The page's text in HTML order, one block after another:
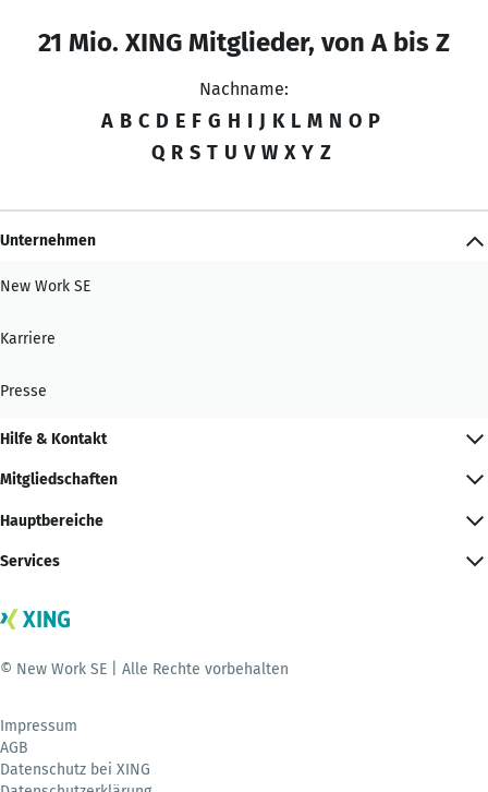
21 Mio. XING Mitglieder, von A bis Z
Nachname:
A B C D E F G H I J K L M N O P
Q R S T U V W X Y Z
Unternehmen
New Work SE
Karriere
Presse
Hilfe & Kontakt
Mitgliedschaften
Hauptbereiche
Services
© New Work SE | Alle Rechte vorbehalten
Impressum
AGB
Datenschutz bei XING